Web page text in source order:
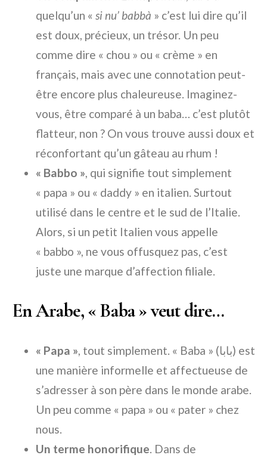
quelqu’un « si nu’ babbà » c’est lui dire qu’il
est doux, précieux, un trésor. Un peu
comme dire « chou » ou « crème » en
français, mais avec une connotation peut-
être encore plus chaleureuse. Imaginez-
vous, être comparé à un baba… c’est plutôt
flatteur, non ? On vous trouve aussi doux et
réconfortant qu’un gâteau au rhum !
« Babbo », qui signifie tout simplement
« papa » ou « daddy » en italien. Surtout
utilisé dans le centre et le sud de l’Italie.
Alors, si un petit Italien vous appelle
« babbo », ne vous offusquez pas, c’est
juste une marque d’affection filiale.
En Arabe, « Baba » veut dire…
« Papa », tout simplement. « Baba » (بابا) est
une manière informelle et affectueuse de
s’adresser à son père dans le monde arabe.
Un peu comme « papa » ou « pater » chez
nous.
Un terme honorifique. Dans de